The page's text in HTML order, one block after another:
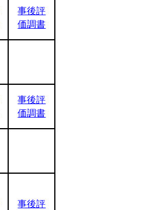
事後評
価調書
事後評
価調書
事後評